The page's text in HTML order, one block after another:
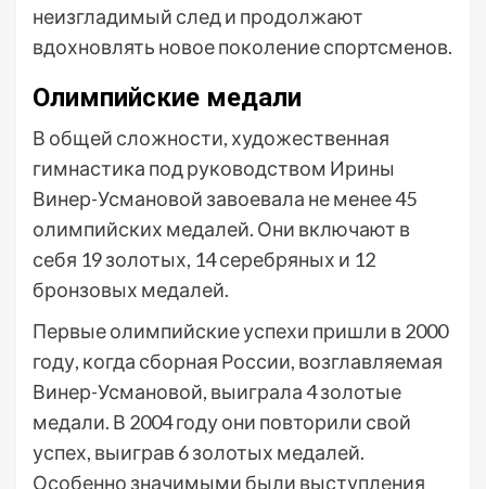
неизгладимый след и продолжают
вдохновлять новое поколение спортсменов.
Олимпийские медали
В общей сложности, художественная
гимнастика под руководством Ирины
Винер-Усмановой завоевала не менее 45
олимпийских медалей. Они включают в
себя 19 золотых, 14 серебряных и 12
бронзовых медалей.
Первые олимпийские успехи пришли в 2000
году, когда сборная России, возглавляемая
Винер-Усмановой, выиграла 4 золотые
медали. В 2004 году они повторили свой
успех, выиграв 6 золотых медалей.
Особенно значимыми были выступления